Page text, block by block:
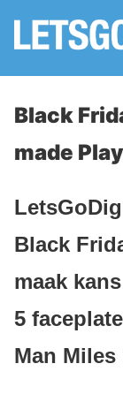
Black
made
Black
maak
5
Man Miles